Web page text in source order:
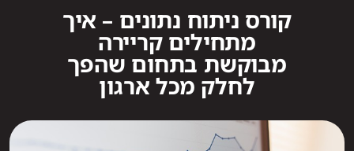
קורס ניתוח נתונים – איך
מתחילים קריירה
מבוקשת בתחום שהפך
לחלק מכל ארגון